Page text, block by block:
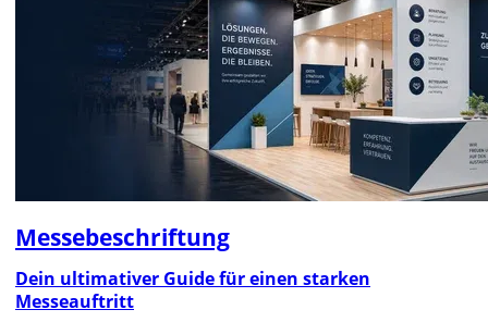
Messebeschriftung
Dein ultimativer Guide für einen starken
Messeauftritt